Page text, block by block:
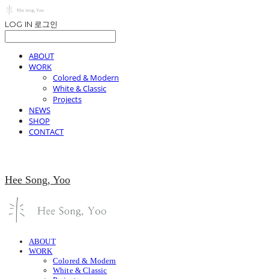
LOG IN 로그인
ABOUT
WORK
Colored & Modern
White & Classic
Projects
NEWS
SHOP
CONTACT
Hee Song, Yoo
ABOUT
WORK
Colored & Modern
White & Classic